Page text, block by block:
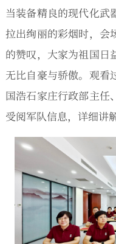
当装备精良的现代化武
拉出绚丽的彩烟时，会
的赞叹，大家为祖国日
无比自豪与骄傲。 观看
国浩石家庄行政部主任
受阅军队信息，详细讲